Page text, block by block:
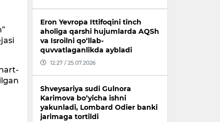
Eron Yevropa Ittifoqini tinch
aholiga qarshi hujumlarda AQSh
va Isroilni qo‘llab-
quvvatlaganlikda aybladi
12:27 / 25.07.2026
Shveysariya sudi Gulnora
Karimova bo‘yicha ishni
yakunladi, Lombard Odier banki
jarimaga tortildi